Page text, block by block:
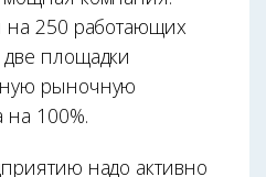
на 250 работающих
площадки
рыночную
на 100%.
надо активно